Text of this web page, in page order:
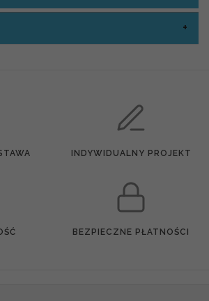
INDYWIDUALNY PROJEKT
BEZPIECZNE PŁATNOŚCI